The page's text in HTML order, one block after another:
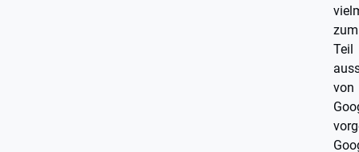
zum
Teil
von